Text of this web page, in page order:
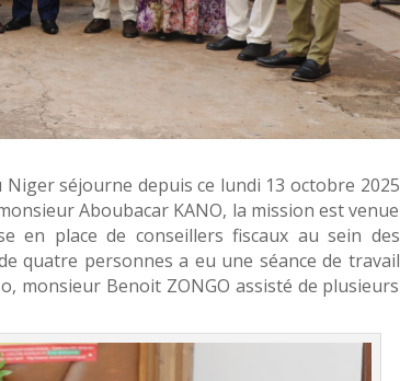
séjourne depuis ce lundi 13 octobre 2025
Aboubacar KANO, la mission est venue
en place de conseillers fiscaux au sein des
quatre personnes a eu une séance de travail
monsieur Benoit ZONGO assisté de plusieurs